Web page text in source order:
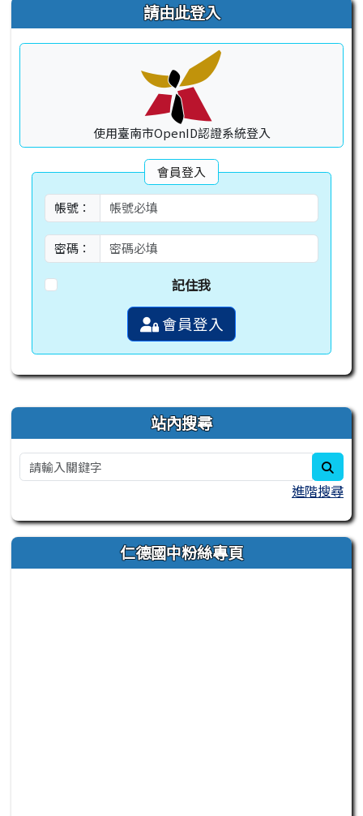
請由此登入
使用臺南市OpenID認證系統登入
會員登入
帳號：
密碼：
記住我
會員登入
右邊區域內容 站內搜尋
進階搜尋
仁德國中粉絲專頁